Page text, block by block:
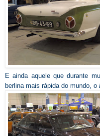
E ainda aquele que durante
berlina mais rápida do mundo, o